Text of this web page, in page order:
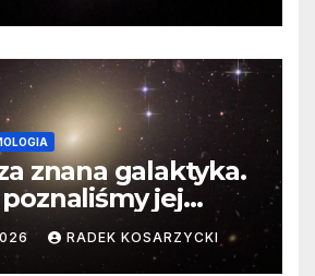
znana galaktyka.
jej
wymiaryRADEK KOSARZYCKI